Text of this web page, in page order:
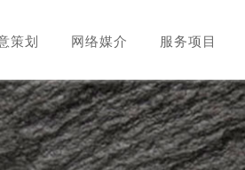
策划 网络媒介 服务项目